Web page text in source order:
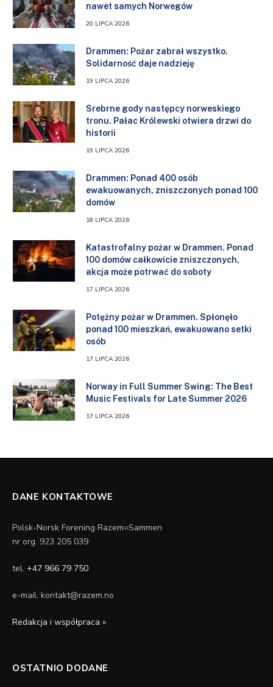
nawet samych Norwegów
20 LIPCA 2026
Drammen: Pożar zabrał wszystko.
Solidarność daje nadzieję
19 LIPCA 2026
Srebrne gody następcy norweskiego
tronu. Pałac Królewski otwiera drzwi do
historii
19 LIPCA 2026
Drammen: Ponad 400 osób
ewakuowanych, zniszczonych ponad 100
domów
18 LIPCA 2026
Katastrofalny pożar w Drammen. Ponad
100 domów całkowicie zniszczonych,
akcja może potrwać do soboty
17 LIPCA 2026
Potężny pożar w Drammen. Spłonęło
ponad 100 mieszkań, ewakuowano setki
osób
17 LIPCA 2026
Norway in Full Summer Swing: The Best
Music Festivals for Late Summer 2026
17 LIPCA 2026
DANE KONTAKTOWE
Polsk-Norsk Forening Razem=Sammen
nr org. 923 205 039
tel. +47 966 79 750
e-mail: kontakt@razem.no
Redakcja i współpraca »
OSTATNIO DODANE